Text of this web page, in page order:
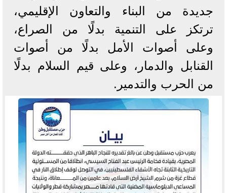
جديدة من البناء والتعاون الإقليمي،
ترتكز على التنمية بدلًا من الصراع،
وعلى أصوات الأمل بدلًا من أصوات
القنابل والدمار، وعلى قيم السلام بدلًا
من الحرب والتدمير.